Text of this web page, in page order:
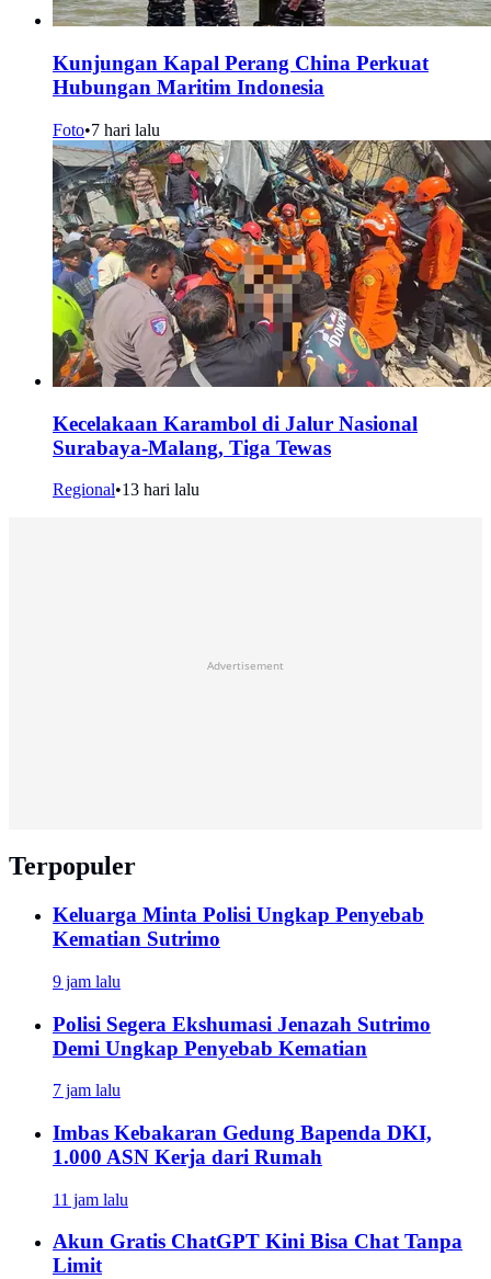
Kunjungan Kapal Perang China Perkuat
Hubungan Maritim Indonesia
Foto•7 hari lalu
Kecelakaan Karambol di Jalur Nasional
Surabaya-Malang, Tiga Tewas
Regional•13 hari lalu
Advertisement
Terpopuler
Keluarga Minta Polisi Ungkap Penyebab
Kematian Sutrimo
9 jam lalu
Polisi Segera Ekshumasi Jenazah Sutrimo
Demi Ungkap Penyebab Kematian
7 jam lalu
Imbas Kebakaran Gedung Bapenda DKI,
1.000 ASN Kerja dari Rumah
11 jam lalu
Akun Gratis ChatGPT Kini Bisa Chat Tanpa
Limit